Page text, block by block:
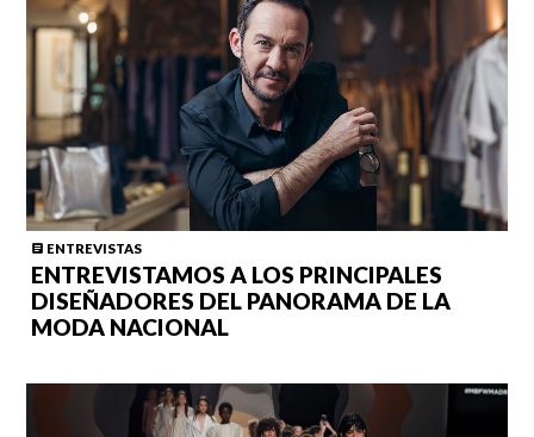
ENTREVISTAS
ENTREVISTAMOS A LOS PRINCIPALES
DISEÑADORES DEL PANORAMA DE LA
MODA NACIONAL